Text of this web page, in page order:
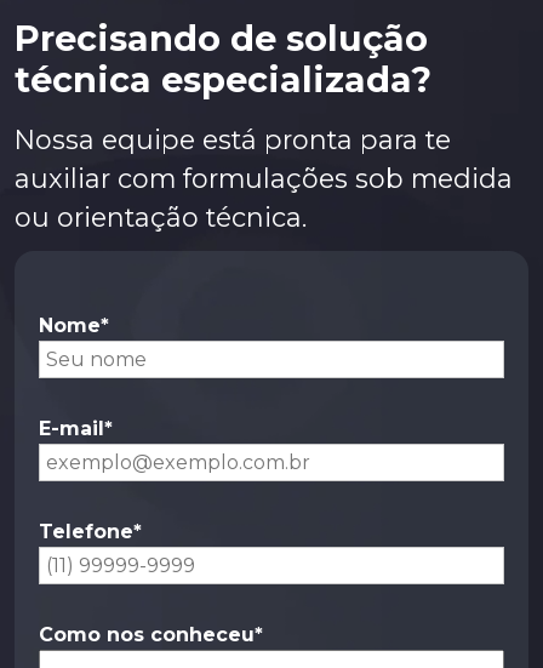
Metalina E 6240
Quakercool 7595 VEG BF
Rutilus 2
Precisando de solução
técnica especializada?
Nossa equipe está pronta para te
auxiliar com formulações sob medida
ou orientação técnica.
Nome*
E-mail*
Telefone*
Como nos conheceu*